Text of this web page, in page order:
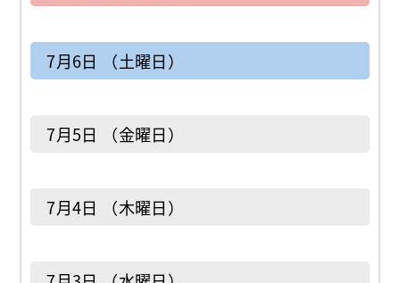
7月6日 （土曜日）
7月5日 （金曜日）
7月4日 （木曜日）